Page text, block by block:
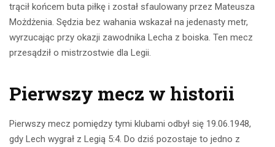
trącił końcem buta piłkę i został sfaulowany przez Mateusza
Możdżenia. Sędzia bez wahania wskazał na jedenasty metr,
wyrzucając przy okazji zawodnika Lecha z boiska. Ten mecz
przesądził o mistrzostwie dla Legii.
Pierwszy mecz w historii
Pierwszy mecz pomiędzy tymi klubami odbył się 19.06.1948,
gdy Lech wygrał z Legią 5:4. Do dziś pozostaje to jedno z